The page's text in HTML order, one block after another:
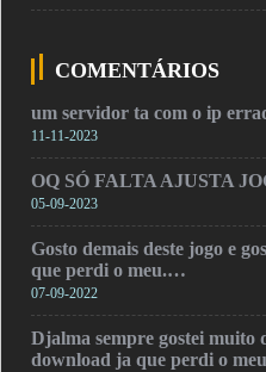
COMENTÁRIOS
um servidor ta com o ip
11-11-2023
OQ SÓ FALTA AJUSTA
05-09-2023
Gosto demais deste jogo e
que perdi o meu.…
07-09-2022
Djalma sempre gostei muito
download ja que perdi o